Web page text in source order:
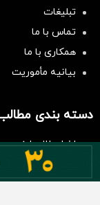
تبلیغات
تماس با ما
همکاری با ما
بیانیه مأموریت
دسته بندی
اخبار طلا و ارز
اخبار بورس
اخبار خودرو